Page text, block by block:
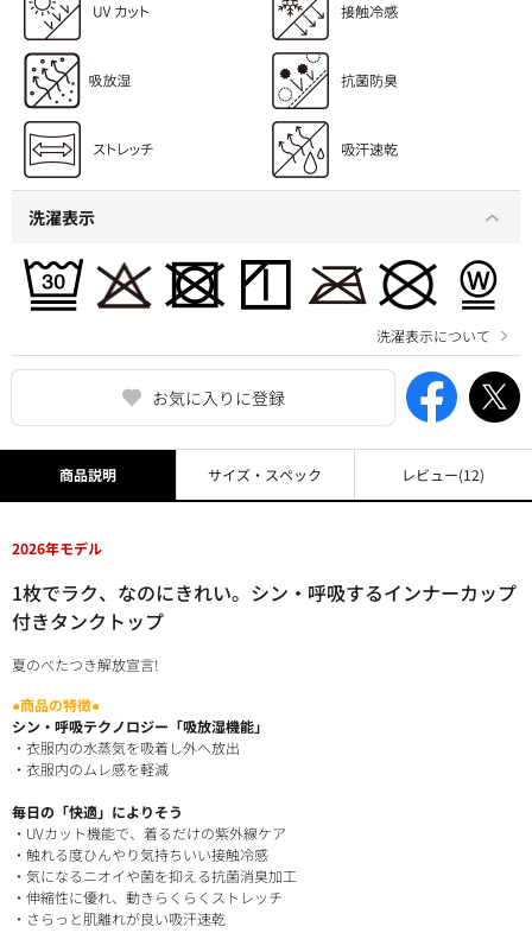
お気に入りに登録
洗濯表示
洗濯表示について
商品説明
2026年モデル
1枚でラク、なのにきれい。シン・呼吸するインナーカップ
付きタンクトップ
夏のべたつき解放宣言!
●商品の特徴●
シン・呼吸テクノロジー「吸放湿機能」
・衣服内の水蒸気を吸着し外へ放出
・衣服内のムレ感を軽減
毎日の「快適」によりそう
・UVカット機能で、着るだけの紫外線ケア
・触れる度ひんやり気持ちいい接触冷感
・気になるニオイや菌を抑える抗菌消臭加工
・伸縮性に優れ、動きらくらくストレッチ
・さらっと肌離れが良い吸汗速乾
サイズ・スペック レビュー(12)